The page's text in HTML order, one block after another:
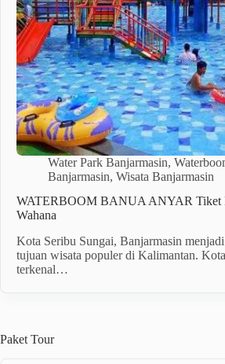
Water Park Banjarmasin,
Banjarmasin, Wisata Banjarmasin
WATERBOOM BANUA ANYAR Tiket
Wahana
Kota Seribu Sungai, Banjarmasin menjadi
tujuan wisata populer di Kalimantan.
terkenal…
Paket Tour